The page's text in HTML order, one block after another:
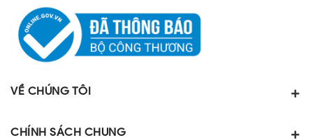
VỀ CHÚNG TÔI
CHÍNH SÁCH CHUNG